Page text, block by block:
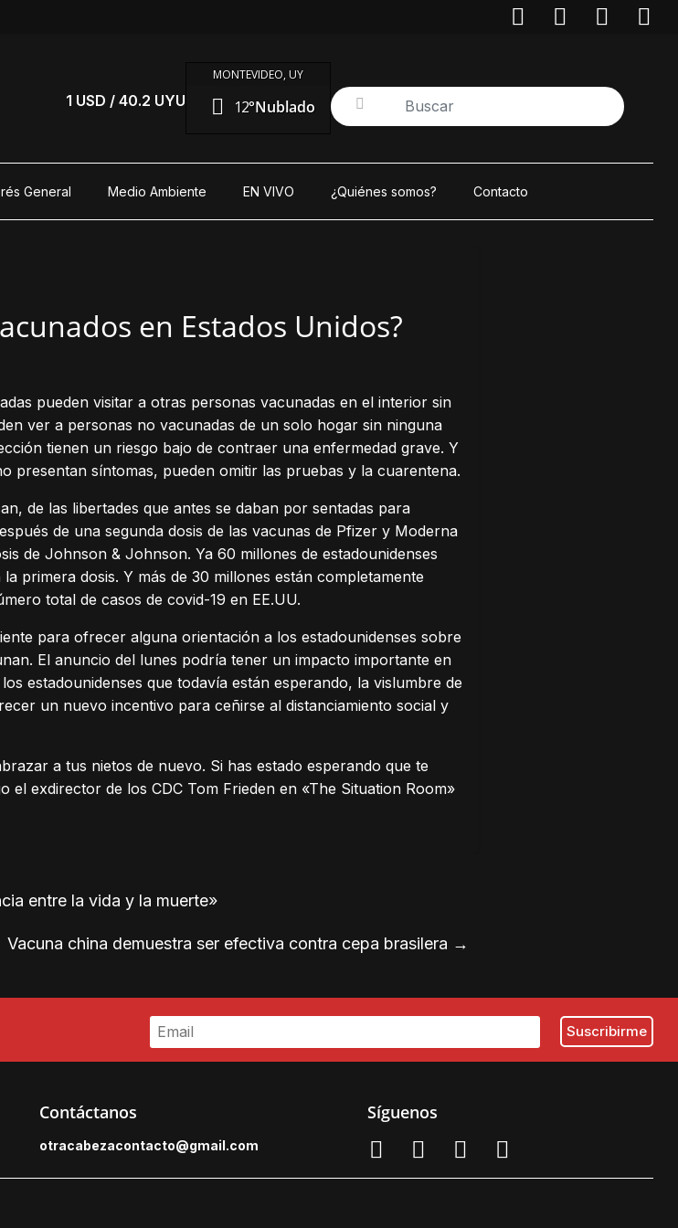
1 USD / 40.2 UYU
MONTEVIDEO, UY
12°Nublado
General Medio Ambiente EN VIVO ¿Quiénes somos? Contacto
en Estados Unidos?
pueden visitar a otras personas vacunadas en el interior sin
ver a personas no vacunadas de un solo hogar sin ninguna
tienen un riesgo bajo de contraer una enfermedad grave. Y
presentan síntomas, pueden omitir las pruebas y la cuarentena.
de las libertades que antes se daban por sentadas para
de una segunda dosis de las vacunas de Pfizer y Moderna
de Johnson & Johnson. Ya 60 millones de estadounidenses
primera dosis. Y más de 30 millones están completamente
total de casos de covid-19 en EE.UU.
para ofrecer alguna orientación a los estadounidenses sobre
El anuncio del lunes podría tener un impacto importante en
estadounidenses que todavía están esperando, la vislumbre de
un nuevo incentivo para ceñirse al distanciamiento social y
a tus nietos de nuevo. Si has estado esperando que te
el exdirector de los CDC Tom Frieden en «The Situation Room»
entre la vida y la muerte»
Vacuna china demuestra ser efectiva contra cepa brasilera →
Contáctanos
otracabezacontacto@gmail.com
Síguenos